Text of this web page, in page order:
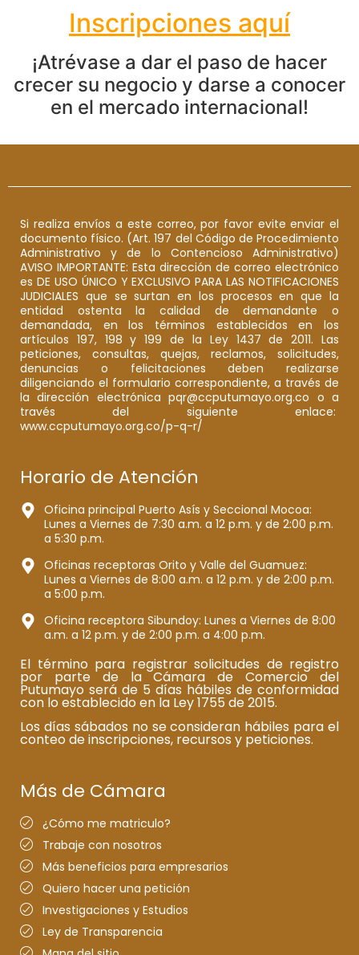
Inscripciones aquí
¡Atrévase a dar el paso de hacer
crecer su negocio y darse a conocer
en el mercado internacional!
Si realiza envíos a este correo, por favor evite enviar el
documento físico. (Art. 197 del Código de Procedimiento
Administrativo y de lo Contencioso Administrativo)
AVISO IMPORTANTE: Esta dirección de correo electrónico
es DE USO ÚNICO Y EXCLUSIVO PARA LAS NOTIFICACIONES
JUDICIALES que se surtan en los procesos en que la
entidad ostenta la calidad de demandante o
demandada, en los términos establecidos en los
artículos 197, 198 y 199 de la Ley 1437 de 2011. Las
peticiones, consultas, quejas, reclamos, solicitudes,
denuncias o felicitaciones deben realizarse
diligenciando el formulario correspondiente, a través de
la dirección electrónica pqr@ccputumayo.org.co o a
través del siguiente enlace:
www.ccputumayo.org.co/p-q-r/
Horario de Atención
Oficina principal Puerto Asís y Seccional Mocoa:
Lunes a Viernes de 7:30 a.m. a 12 p.m. y de 2:00 p.m.
a 5:30 p.m.
Oficinas receptoras Orito y Valle del Guamuez:
Lunes a Viernes de 8:00 a.m. a 12 p.m. y de 2:00 p.m.
a 5:00 p.m.
Oficina receptora Sibundoy: Lunes a Viernes de 8:00
a.m. a 12 p.m. y de 2:00 p.m. a 4:00 p.m.
El término para registrar solicitudes de registro
por parte de la Cámara de Comercio del
Putumayo será de 5 días hábiles de conformidad
con lo establecido en la Ley 1755 de 2015.
Los días sábados no se consideran hábiles para el
conteo de inscripciones, recursos y peticiones.
Más de Cámara
¿Cómo me matriculo?
Trabaje con nosotros
Más beneficios para empresarios
Quiero hacer una petición
Investigaciones y Estudios
Ley de Transparencia